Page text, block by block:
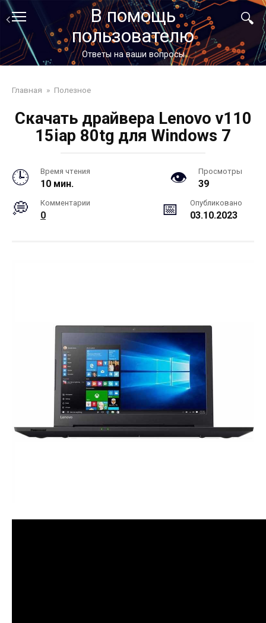
Перейти
контенту
В помощь
пользователю
Ответы на ваши вопросы
Главная » Полезное
Скачать драйвера Lenovo v110
15iap 80tg для Windows 7
Время чтения
10 мин.
Просмотры
39
Комментарии
0
Опубликовано
03.10.2023